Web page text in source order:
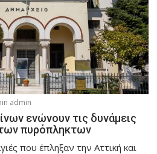
admin
ενώνουν τις δυνάμεις
πυρόπληκτων
που έπληξαν την Αττική και